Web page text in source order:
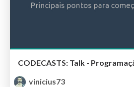
vinicius73